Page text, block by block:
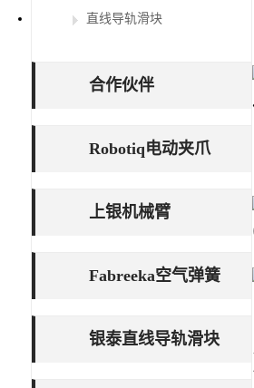
直线导轨滑块
合作伙伴
Robotiq电动夹爪
上银机械臂
Fabreeka空气弹簧
银泰直线导轨滑块